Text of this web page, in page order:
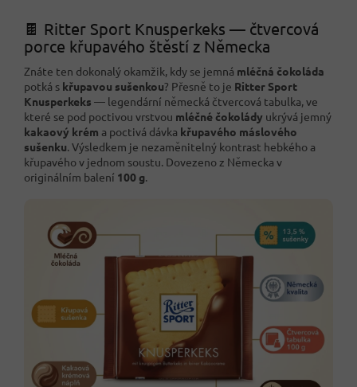
🍫 Ritter Sport Knusperkeks — čtvercová
porce křupavého štěstí z Německa
Znáte ten dokonalý okamžik, kdy se jemná mléčná čokoláda
potká s křupavou sušenkou? Přesně to je Ritter Sport
Knusperkeks — legendární německá čtvercová tabulka, ve
které se pod poctivou vrstvou mléčné čokolády ukrývá jemný
kakaový krém a poctivá dávka křupavého máslového
sušenku. Výsledkem je nezaměnitelný kontrast hebkého a
křupavého v jednom soustu. Dovezeno z Německa v
originálním balení 100 g.